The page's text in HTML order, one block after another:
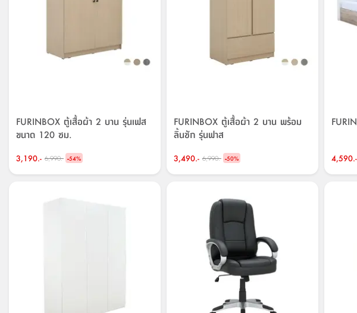
FURINBOX ตู้เสื้อผ้า 2 บาน รุ่นเฟส
ขนาด 120 ซม.
3,190.- 6,990.- -54%
FURINBOX ตู้เสื้อผ้า 2 บาน พร้อม
ลิ้นชัก รุ่นฟาส
3,490.- 6,990.- -50% 4,590.-